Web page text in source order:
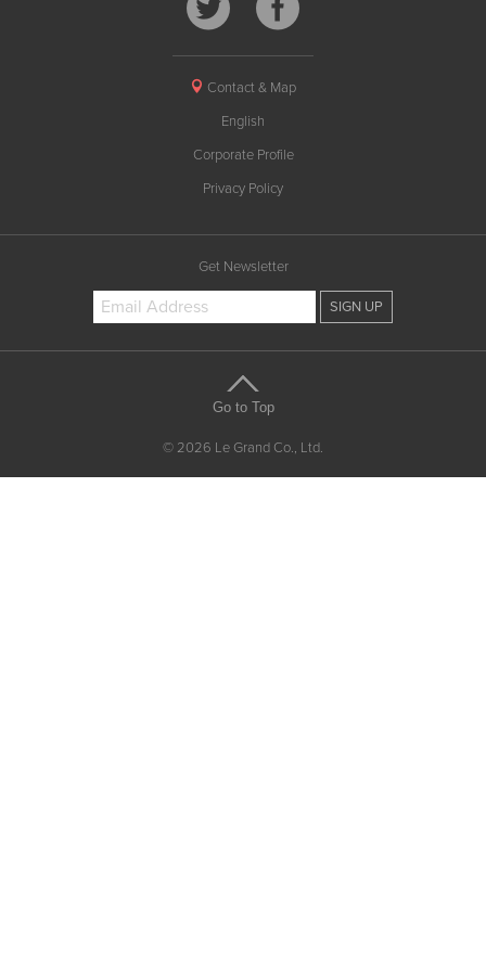
Contact & Map
English
Corporate Profile
Privacy Policy
Get Newsletter
Go to Top
© 2026 Le Grand Co., Ltd.